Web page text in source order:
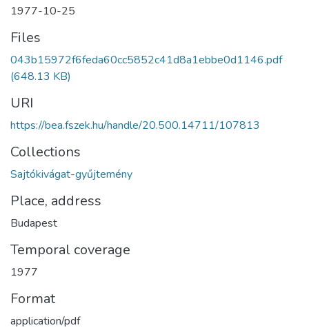
1977-10-25
Files
043b15972f6feda60cc5852c41d8a1ebbe0d1146.pdf
(648.13 KB)
URI
https://bea.fszek.hu/handle/20.500.14711/107813
Collections
Sajtókivágat-gyűjtemény
Place, address
Budapest
Temporal coverage
1977
Format
application/pdf